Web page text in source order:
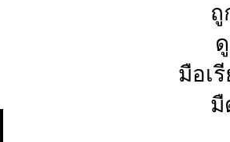
ถู
มือเ
มื